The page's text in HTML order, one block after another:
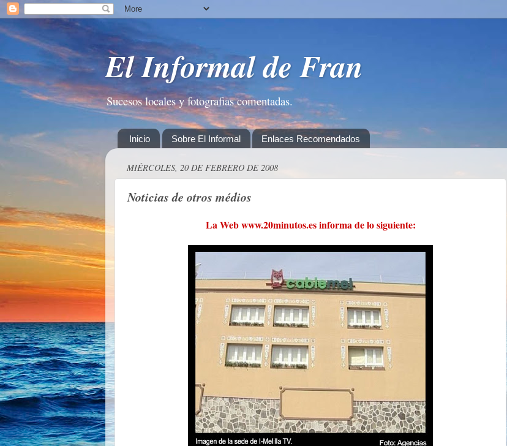
El Informal de Fran
Sucesos locales y fotografias comentadas.
Inicio Sobre El Informal Enlaces Recomendados
MIÉRCOLES, 20 DE FEBRERO DE 2008
Noticias de otros médios
La Web www.20minutos.es informa de lo siguiente: